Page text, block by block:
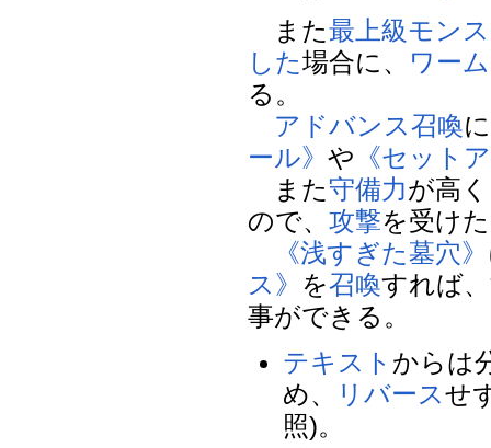
また最上級モン
した場合に、 ワーム
る。
アドバンス召喚
ール》や 《セット
また守備力が高
ので、攻撃を受け
《浅すぎた墓穴》
ス》 を召喚すれば
事ができる。
テキスト からは
め、
リバースせ
照)。